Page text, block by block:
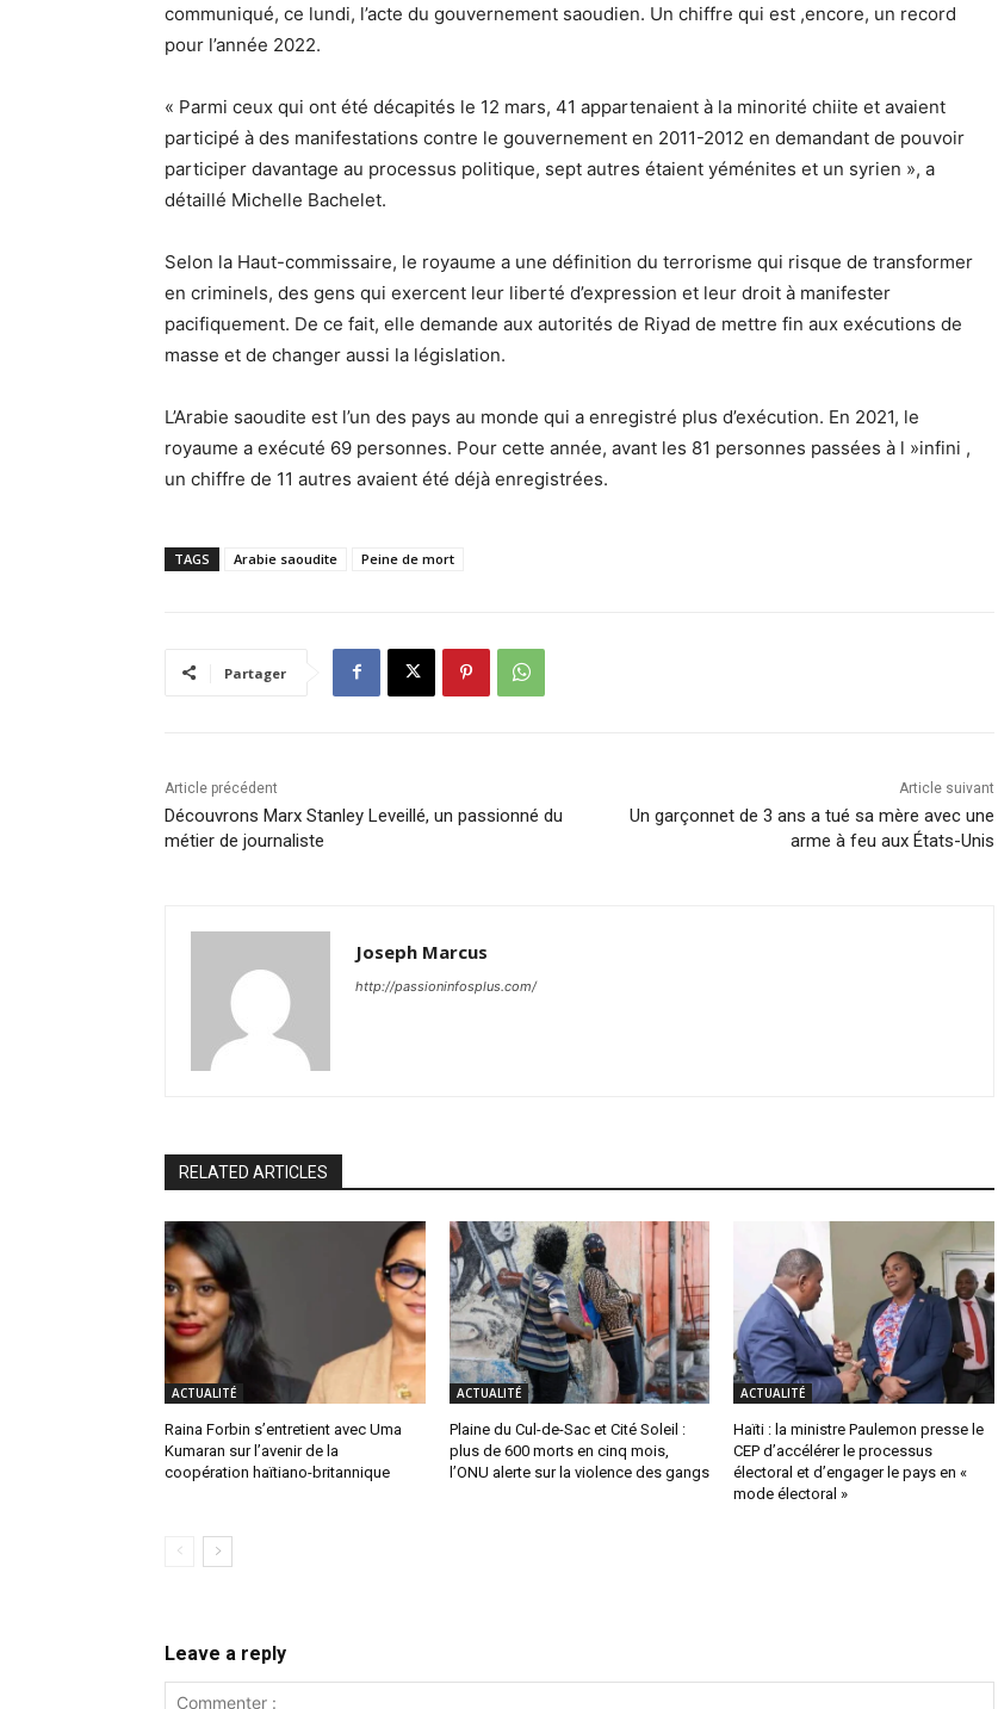
communiqué, ce lundi, l’acte du gouvernement saoudien. Un chiffre qui est ,encore, un record
pour l’année 2022.
« Parmi ceux qui ont été décapités le 12 mars, 41 appartenaient à la minorité chiite et avaient
participé à des manifestations contre le gouvernement en 2011-2012 en demandant de pouvoir
participer davantage au processus politique, sept autres étaient yéménites et un syrien », a
détaillé Michelle Bachelet.
Selon la Haut-commissaire, le royaume a une définition du terrorisme qui risque de transformer
en criminels, des gens qui exercent leur liberté d’expression et leur droit à manifester
pacifiquement. De ce fait, elle demande aux autorités de Riyad de mettre fin aux exécutions de
masse et de changer aussi la législation.
L’Arabie saoudite est l’un des pays au monde qui a enregistré plus d’exécution. En 2021, le
royaume a exécuté 69 personnes. Pour cette année, avant les 81 personnes passées à l »infini ,
un chiffre de 11 autres avaient été déjà enregistrées.
TAGS Arabie saoudite Peine de mort
Partager
Article précédent
Découvrons Marx Stanley Leveillé, un passionné du
métier de journaliste
Article suivant
Un garçonnet de 3 ans a tué sa mère avec une
arme à feu aux États-Unis
Joseph Marcus
http://passioninfosplus.com/
RELATED ARTICLES
ACTUALITÉ
Raina Forbin s’entretient avec Uma
Kumaran sur l’avenir de la
coopération haïtiano-britannique
ACTUALITÉ
Plaine du Cul-de-Sac et Cité Soleil :
plus de 600 morts en cinq mois,
l’ONU alerte sur la violence des gangs
ACTUALITÉ
Haïti : la ministre Paulemon presse le
CEP d’accélérer le processus
électoral et d’engager le pays en «
mode électoral »
Leave a reply